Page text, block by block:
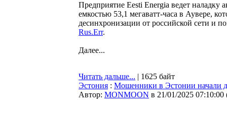
Предприятие Eesti Energia ведет наладку
емкостью 53,1 мегаватт-часа в Аувере,
десинхронизации от российской сети и
Rus.Err.
Далее...
Читать дальше... | 1625 байт
Эстония : Мошенники в Эстонии начали
Автор: MONMOON в 21/01/2025 07:10:00